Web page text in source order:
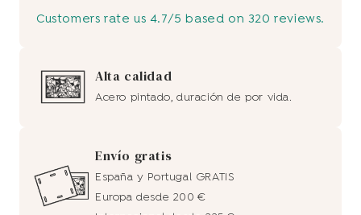
Customers rate us 4.7/5 based on 320 reviews.
Alta calidad
Acero pintado, duración de por vida.
Envío gratis
España y Portugal GRATIS
Europa desde 200 €